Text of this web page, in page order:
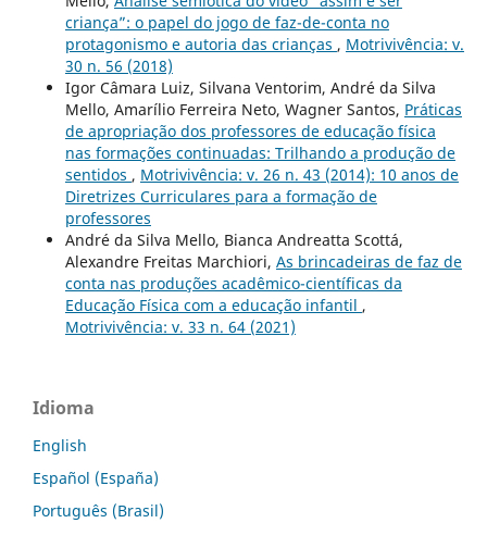
criança”: o papel do jogo de faz-de-conta no
protagonismo e autoria das crianças , Motrivivência: v.
30 n. 56 (2018)
Igor Câmara Luiz, Silvana Ventorim, André da Silva
Mello, Amarílio Ferreira Neto, Wagner Santos, Práticas
de apropriação dos professores de educação física
nas formações continuadas: Trilhando a produção de
sentidos , Motrivivência: v. 26 n. 43 (2014): 10 anos de
Diretrizes Curriculares para a formação de
professores
André da Silva Mello, Bianca Andreatta Scottá,
Alexandre Freitas Marchiori, As brincadeiras de faz de
conta nas produções acadêmico-científicas da
Educação Física com a educação infantil ,
Motrivivência: v. 33 n. 64 (2021)
Idioma
English
Español (España)
Português (Brasil)